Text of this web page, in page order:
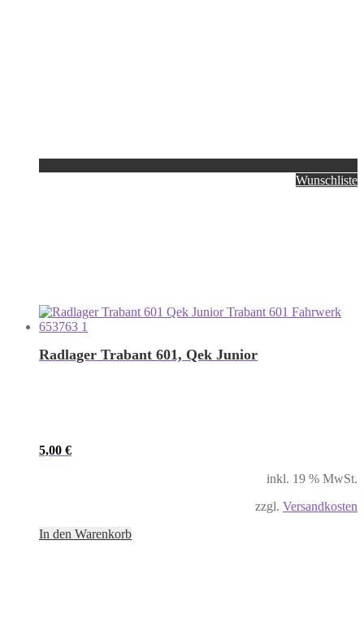
Wunschliste
Radlager Trabant 601, Qek Junior
5,00 €
inkl. 19 % MwSt.
zzgl. Versandkosten
In den Warenkorb